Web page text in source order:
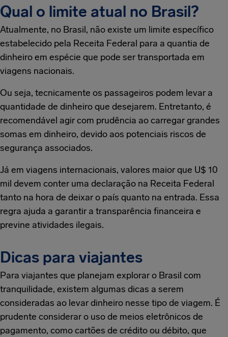
Qual o limite atual no Brasil?
Atualmente, no Brasil, não existe um limite específico
estabelecido pela Receita Federal para a quantia de
dinheiro em espécie que pode ser transportada em
viagens nacionais.
Ou seja, tecnicamente os passageiros podem levar a
quantidade de dinheiro que desejarem. Entretanto, é
recomendável agir com prudência ao carregar grandes
somas em dinheiro, devido aos potenciais riscos de
segurança associados.
Já em viagens internacionais, valores maior que U$ 10
mil devem conter uma declaração na Receita Federal
tanto na hora de deixar o país quanto na entrada. Essa
regra ajuda a garantir a transparência financeira e
previne atividades ilegais.
Dicas para viajantes
Para viajantes que planejam explorar o Brasil com
tranquilidade, existem algumas dicas a serem
consideradas ao levar dinheiro nesse tipo de viagem. É
prudente considerar o uso de meios eletrônicos de
pagamento, como cartões de crédito ou débito, que